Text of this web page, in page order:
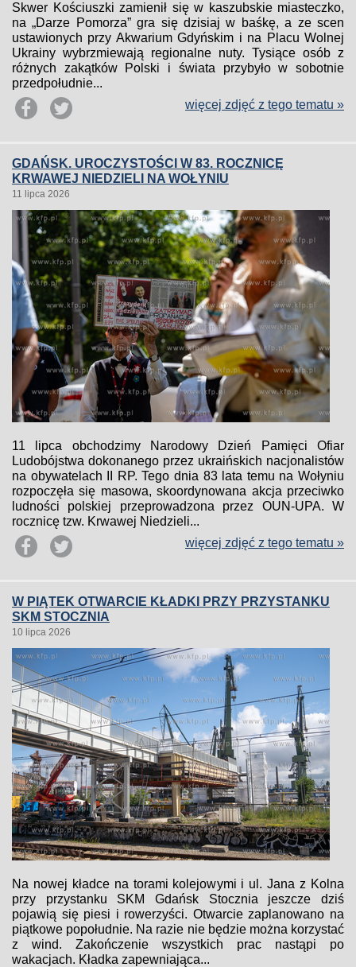
Skwer Kościuszki zamienił się w kaszubskie miasteczko,
na „Darze Pomorza” gra się dzisiaj w baśkę, a ze scen
ustawionych przy Akwarium Gdyńskim i na Placu Wolnej
Ukrainy wybrzmiewają regionalne nuty. Tysiące osób z
różnych zakątków Polski i świata przybyło w sobotnie
przedpołudnie...
więcej zdjęć z tego tematu »
GDAŃSK. UROCZYSTOŚCI W 83. ROCZNICĘ
KRWAWEJ NIEDZIELI NA WOŁYNIU
11 lipca 2026
11 lipca obchodzimy Narodowy Dzień Pamięci Ofiar
Ludobójstwa dokonanego przez ukraińskich nacjonalistów
na obywatelach II RP. Tego dnia 83 lata temu na Wołyniu
rozpoczęła się masowa, skoordynowana akcja przeciwko
ludności polskiej przeprowadzona przez OUN-UPA. W
rocznicę tzw. Krwawej Niedzieli...
więcej zdjęć z tego tematu »
W PIĄTEK OTWARCIE KŁADKI PRZY PRZYSTANKU
SKM STOCZNIA
10 lipca 2026
Na nowej kładce na torami kolejowymi i ul. Jana z Kolna
przy przystanku SKM Gdańsk Stocznia jeszcze dziś
pojawią się piesi i rowerzyści. Otwarcie zaplanowano na
piątkowe popołudnie. Na razie nie będzie można korzystać
z wind. Zakończenie wszystkich prac nastąpi po
wakacjach. Kładka zapewniająca...